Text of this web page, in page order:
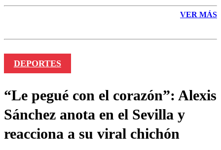
VER MÁS
DEPORTES
“Le pegué con el corazón”: Alexis
Sánchez anota en el Sevilla y
reacciona a su viral chichón